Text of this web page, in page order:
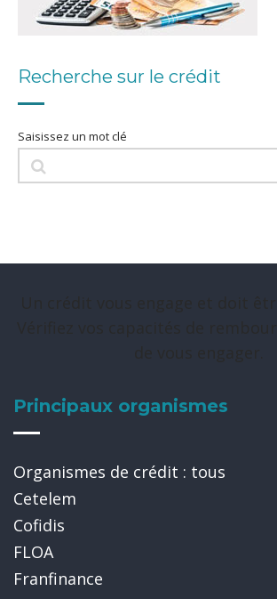
Recherche sur le crédit
Saisissez un mot clé
Principaux organismes
Organismes de crédit : tous
Cetelem
Cofidis
FLOA
Franfinance